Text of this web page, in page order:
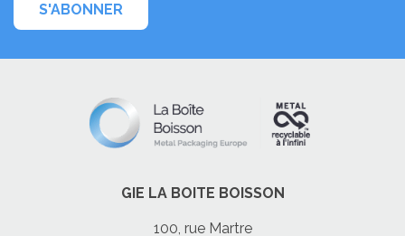
S'ABONNER
GIE LA BOITE BOISSON
100, rue Martre